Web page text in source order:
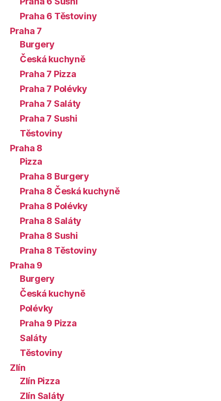
Praha 6 Těstoviny
Praha 7
Burgery
Česká kuchyně
Praha 7 Pizza
Praha 7 Polévky
Praha 7 Saláty
Praha 7 Sushi
Těstoviny
Praha 8
Pizza
Praha 8 Burgery
Praha 8 Česká kuchyně
Praha 8 Polévky
Praha 8 Saláty
Praha 8 Sushi
Praha 8 Těstoviny
Praha 9
Burgery
Česká kuchyně
Polévky
Praha 9 Pizza
Saláty
Těstoviny
Zlín
Zlín Pizza
Zlín Saláty